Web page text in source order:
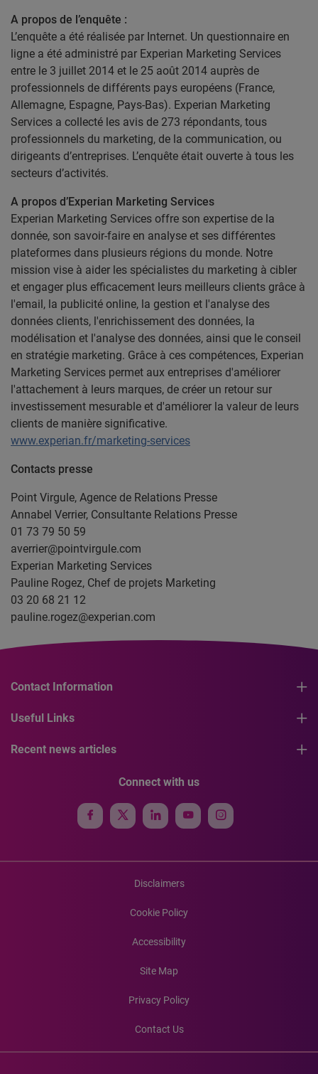
A propos de l’enquête :
L’enquête a été réalisée par Internet. Un questionnaire en
ligne a été administré par Experian Marketing Services
entre le 3 juillet 2014 et le 25 août 2014 auprès de
professionnels de différents pays européens (France,
Allemagne, Espagne, Pays-Bas). Experian Marketing
Services a collecté les avis de 273 répondants, tous
professionnels du marketing, de la communication, ou
dirigeants d’entreprises. L’enquête était ouverte à tous les
secteurs d’activités.
A propos d’Experian Marketing Services
Experian Marketing Services offre son expertise de la
donnée, son savoir-faire en analyse et ses différentes
plateformes dans plusieurs régions du monde. Notre
mission vise à aider les spécialistes du marketing à cibler
et engager plus efficacement leurs meilleurs clients grâce à
l'email, la publicité online, la gestion et l'analyse des
données clients, l'enrichissement des données, la
modélisation et l'analyse des données, ainsi que le conseil
en stratégie marketing. Grâce à ces compétences, Experian
Marketing Services permet aux entreprises d'améliorer
l'attachement à leurs marques, de créer un retour sur
investissement mesurable et d'améliorer la valeur de leurs
clients de manière significative.
www.experian.fr/marketing-services
Contacts presse
Point Virgule, Agence de Relations Presse
Annabel Verrier, Consultante Relations Presse
01 73 79 50 59
averrier@pointvirgule.com
Experian Marketing Services
Pauline Rogez, Chef de projets Marketing
03 20 68 21 12
pauline.rogez@experian.com
Contact Information
Useful Links
Recent news articles
Connect with us
Disclaimers
Cookie Policy
Accessibility
Site Map
Privacy Policy
Contact Us